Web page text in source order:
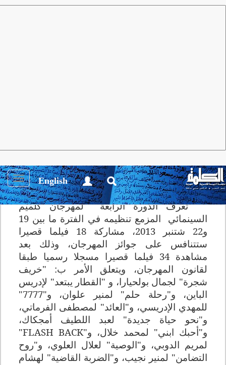
Toggle
English
الأفلام المشاركة في مهرجان كلميم
السينمائي في دورته الرابعة
تعرف الدورة الرابعة لمهرجانكلميم
السينمائي
المزمع تنظيمه في الفترة ما بين 19
و22 شتنبر 2013، مشاركة 18 فيلما قصيرا
ستتنافس على جوائز المهرجان، وذلك بعد
مشاهدة 34 فيلما قصيرا مسجلا رسميا طبقا
لقانون المهرجان، ويتعلق الأمر ب: "خريف
شجرة" لجمال بولحيارا، و "القطار يبتعد" لإدريس
الباين، و"رحلة حلم" لمنير علوان، و"7777"
للمهدي الإدريسي، و"العائد" لمصطفى الفرماتي،
و"نحو حياة جديدة" لعبد اللطيف أمجكاك،
و"أحبك ابني" لمحمد خلال، و"FLASH BACK
"
لمريم الدوبي، و"الوصية" لعلال العلوي، و"روح
التضامن" لمنير نجيب، و"الضربة القاضية" لهشام